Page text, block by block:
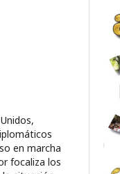
en marcha
focaliza los